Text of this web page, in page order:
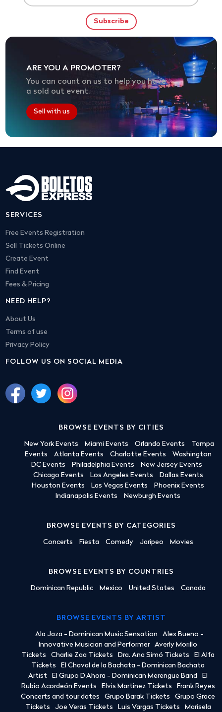
ARE YOU A PROMOTER?
You can count on us to help you have
a sold out event.
Sell with us
SERVICES
Free Events Registration
Sell Tickets Online
Create Event
Find Event
Fees & Pricing
NEED HELP?
About Us
Terms of use
Privacy Policy
FOLLOW US ON SOCIAL MEDIA
BROWSE EVENTS BY CITIES
New York Events Miami Events Orlando Events
Tampa
Events
Atlanta Events Charlotte Events
Washington
DC Events
Philadelphia Events
New Jersey Events
Chicago Events
Los Angeles Events
Dallas Events
Houston Events
Las Vegas Events
Phoenix Events
Indianapolis Events
Newburgh Events
BROWSE EVENTS BY CATEGORIES
Concerts Fiesta Comedy Jaripeo Movies
BROWSE EVENTS BY COUNTRIES
Dominican Republic Mexico United States Canada
BROWSE EVENTS BY ARTIST
Ala Jaza - Dominican Music Sensation
Alex Bueno -
Innovative Musician and Performer
Averly Morillo
Tickets
Charlie Zaa Tickets Dra. Ana Simó Tickets
El Alfa
Tickets
El Chaval de la Bachata - Dominican Bachata
Artist
El Grupo D'Ahora - Dominican Merengue Band
El
Rubio Acordeón Events
Elvis Martinez Tickets
Frank Reyes
Concerts and tour dates
Grupo Barak Tickets
Grupo Grace
Tickets
Joe Veras Tickets Luis Vargas Tickets Marisela